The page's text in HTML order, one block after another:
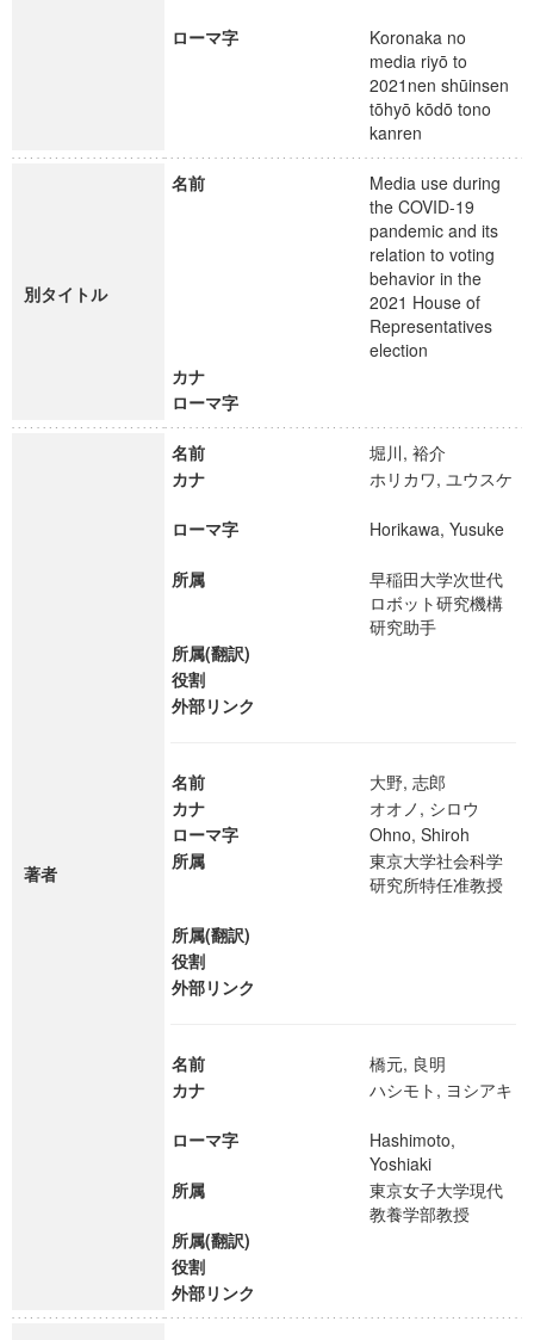
ローマ字
Koronaka no
media riyō to
2021nen shūinsen
tōhyō kōdō tono
kanren
別タイトル
名前
Media use during
the COVID-19
pandemic and its
relation to voting
behavior in the
2021 House of
Representatives
election
カナ
ローマ字
著者
名前
堀川, 裕介
カナ
ホリカワ, ユウスケ
ローマ字 Horikawa, Yusuke
所属
早稲田大学次世代
ロボット研究機構
研究助手
所属(翻訳)
役割
外部リンク
名前
大野, 志郎
カナ
オオノ, シロウ
ローマ字
Ohno, Shiroh
所属
東京大学社会科学
研究所特任准教授
所属(翻訳)
役割
外部リンク
名前
橋元, 良明
カナ
ハシモト, ヨシアキ
ローマ字
Hashimoto,
Yoshiaki
所属
東京女子大学現代
教養学部教授
所属(翻訳)
役割
外部リンク